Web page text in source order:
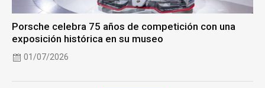
Porsche celebra 75 años de competición con una
exposición histórica en su museo
01/07/2026